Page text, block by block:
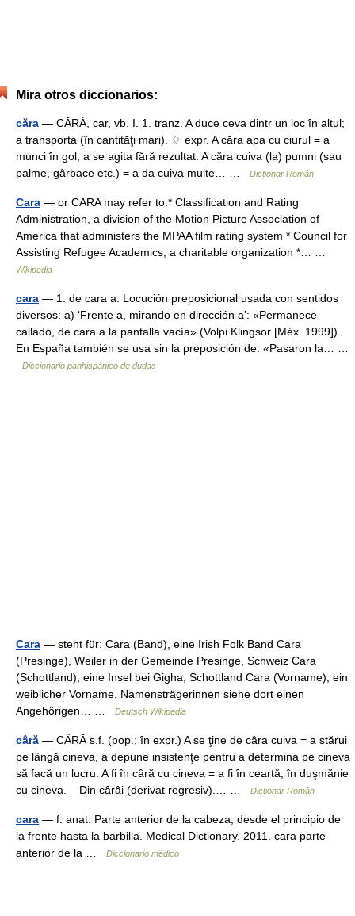
Mira otros diccionarios:
căra — CĂRÁ, car, vb. I. 1. tranz. A duce ceva dintr un loc în altul;
a transporta (în cantităţi mari). ♢ expr. A căra apa cu ciurul = a
munci în gol, a se agita fără rezultat. A căra cuiva (la) pumni (sau
palme, gârbace etc.) = a da cuiva multe… …
Dicționar Român
Cara — or CARA may refer to:* Classification and Rating
Administration, a division of the Motion Picture Association of
America that administers the MPAA film rating system * Council for
Assisting Refugee Academics, a charitable organization *… …
Wikipedia
cara — 1. de cara a. Locución preposicional usada con sentidos
diversos: a) ‘Frente a, mirando en dirección a’: «Permanece
callado, de cara a la pantalla vacía» (Volpi Klingsor [Méx. 1999]).
En España también se usa sin la preposición de: «Pasaron la… …
Diccionario panhispánico de dudas
Cara — steht für: Cara (Band), eine Irish Folk Band Cara
(Presinge), Weiler in der Gemeinde Presinge, Schweiz Cara
(Schottland), eine Insel bei Gigha, Schottland Cara (Vorname), ein
weiblicher Vorname, Namensträgerinnen siehe dort einen
Angehörigen… …
Deutsch Wikipedia
câră — CẤRĂ s.f. (pop.; în expr.) A se ţine de câra cuiva = a stărui
pe lângă cineva, a depune insistenţe pentru a determina pe cineva
să facă un lucru. A fi în câră cu cineva = a fi în ceartă, în duşmănie
cu cineva. – Din cârâi (derivat regresiv).… …
Dicționar Român
cara — f. anat. Parte anterior de la cabeza, desde el principio de
la frente hasta la barbilla. Medical Dictionary. 2011. cara parte
anterior de la …
Diccionario médico